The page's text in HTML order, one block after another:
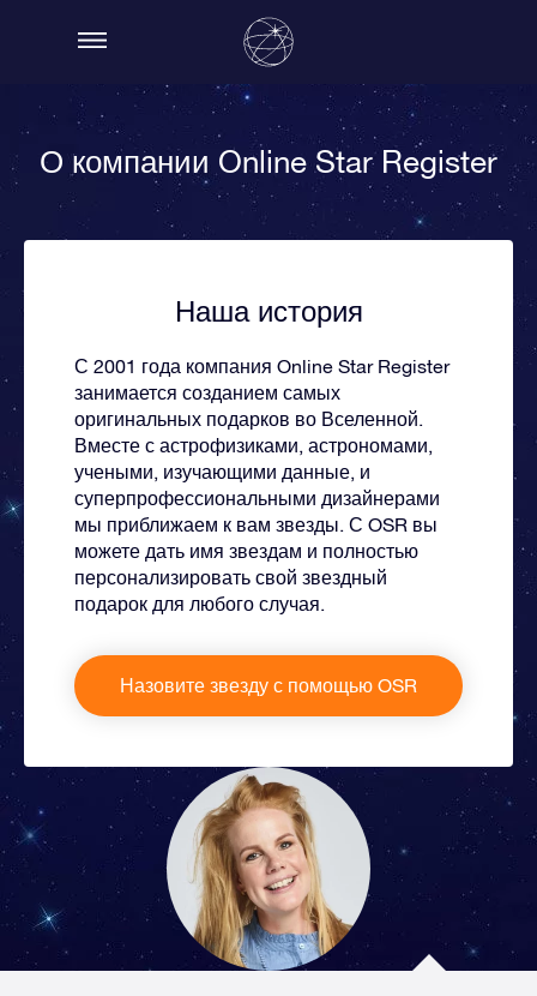
О компании Online Star Register
Наша история
С 2001 года компания Online Star Register
занимается созданием самых
оригинальных подарков во Вселенной.
Вместе с астрофизиками, астрономами,
учеными, изучающими данные, и
суперпрофессиональными дизайнерами
мы приближаем к вам звезды. С OSR вы
можете дать имя звездам и полностью
персонализировать свой звездный
подарок для любого случая.
Назовите звезду с помощью OSR